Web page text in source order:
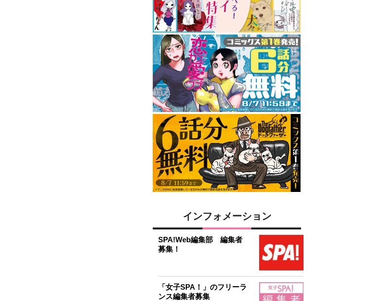
インフォメーション
SPA!Web編集部 編集者
募集！
「女子SPA！」のフリーラ
ンス編集者募集